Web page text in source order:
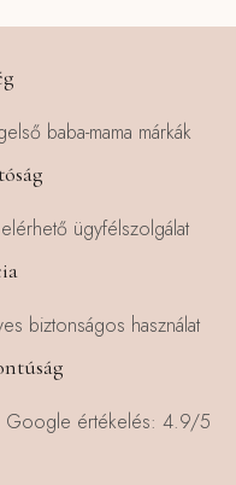
baba-mama márkák
ügyfélszolgálat
biztonságos használat
Google értékelés: 4.9/5